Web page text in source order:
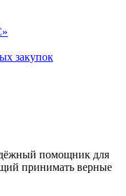
закупок
помощник для
принимать верные